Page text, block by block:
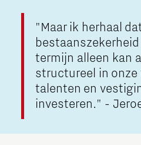
"Maar ik herhaal
termijn alleen kan
structureel in
talenten en
investeren." -